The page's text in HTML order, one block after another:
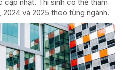
nhật. Thí sinh có thể tham
và 2025 theo từng ngành.